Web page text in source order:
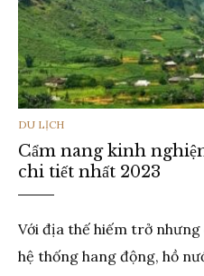
THỂ
LOẠI
DU LỊCH
Cẩm nang kinh
chi tiết nhất 2023
Với địa thế hiếm trở
hệ thống hang động, hồ